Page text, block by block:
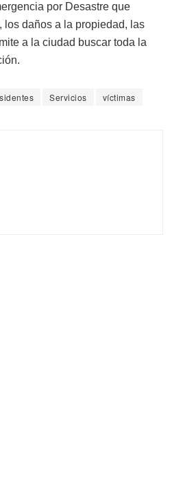
por Desastre que
los daños a la propiedad, las
a la ciudad buscar toda la
Servicios víctimas